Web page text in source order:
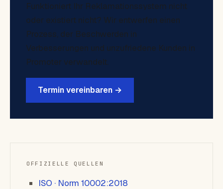
Funktioniert Ihr Reklamationssystem nicht
oder existiert nicht? Wir entwerfen einen
Prozess, der Beschwerden in
Verbesserungen und unzufriedene Kunden in
Promoter verwandelt.
Termin vereinbaren →
OFFIZIELLE QUELLEN
ISO · Norm 10002:2018